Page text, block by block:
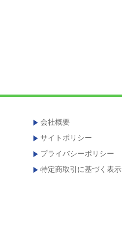
会社概要
サイトポリシー
プライバシーポリシー
特定商取引に基づく表示